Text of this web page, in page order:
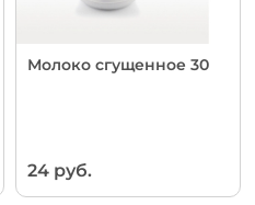
Молоко сгущенное 30
24 руб.